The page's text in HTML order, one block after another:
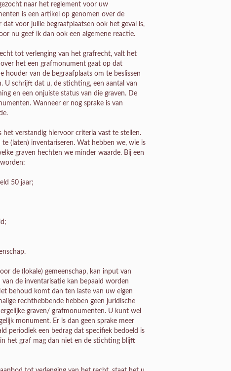
naar het reglement voor uw
is een artikel op genomen over de
voor jullie begraafplaatsen ook het geval is,
nu geef ik dan ook een algemene reactie.
tot verlenging van het grafrecht, valt het
het een grafmonument gaat op dat
houder van de begraafplaats om te beslissen
schrijft dat u, de stichting, een aantal van
en een onjuiste status van die graven. De
Wanneer er nog sprake is van
verstandig hiervoor criteria vast te stellen.
(laten) inventariseren. Wat hebben we, wie is
graven hechten we minder waarde. Bij een
50 jaar;
de (lokale) gemeenschap, kan input van
de inventarisatie kan bepaald worden
behoud komt dan ten laste van uw eigen
rechthebbende hebben geen juridische
graven/ grafmonumenten. U kunt wel
monument. Er is dan geen sprake meer
periodiek een bedrag dat specifiek bedoeld is
het graf mag dan niet en de stichting blijft